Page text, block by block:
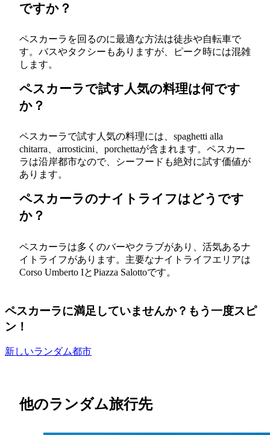
ですか？
ペスカーラを回るのに最適な方法は徒歩や自転車で
す。バスやタクシーもありますが、ピーク時には混雑
します。
ペスカーラで試す人気の料理は何です
か？
ペスカーラで試す人気の料理には、spaghetti alla
chitarra、arrosticini、porchettaが含まれます。ペスカー
ラは沿岸都市なので、シーフードも絶対に試す価値が
あります。
ペスカーラのナイトライフはどうです
か？
ペスカーラは多くのバーやクラブがあり、活気あるナ
イトライフがあります。主要なナイトライフエリアは
Corso Umberto IとPiazza Salottoです。
ペスカーラに満足していませんか？もう一度スピ
ン！
新しいランダム都市
他のランダム旅行先